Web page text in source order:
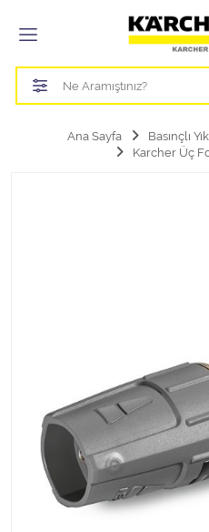
Tüm
Bahçe Sulama Ürünleri
Buharlı Temizlik Aparatları
Zemin Temizlik Makine
Kimyasallar Deterjanlar
Tüm Kategorileri Gör
Ana Sayfa
Basınçlı
Karcher Üç